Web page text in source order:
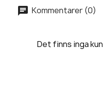
Kommentarer (0)
Det finns inga